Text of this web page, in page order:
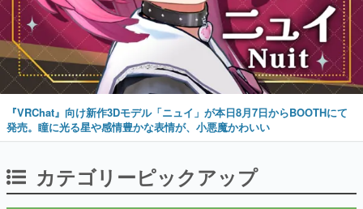
『VRChat』向け新作3Dモデル「ニュイ」が本日8月7日からBOOTHにて
発売。瞳に光る星や感情豊かな表情が、小悪魔かわいい
カテゴリーピックアップ